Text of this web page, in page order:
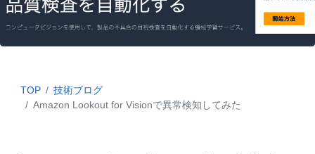
TOP
技術ブログ
Amazon Lookout for Visionで異常検知してみた